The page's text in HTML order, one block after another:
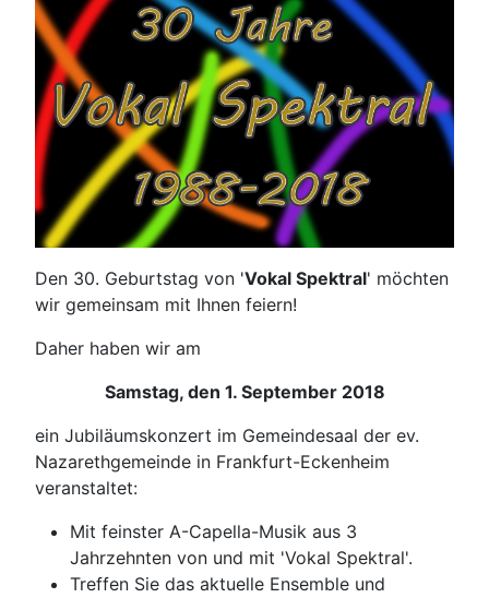
Den 30. Geburtstag von 'Vokal Spektral' möchten
wir gemeinsam mit Ihnen feiern!
Daher haben wir am
Samstag, den 1. September 2018
ein Jubiläumskonzert im Gemeindesaal der ev.
Nazarethgemeinde in Frankfurt-Eckenheim
veranstaltet:
Mit feinster A-Capella-Musik aus 3
Jahrzehnten von und mit 'Vokal Spektral'.
Treffen Sie das aktuelle Ensemble und